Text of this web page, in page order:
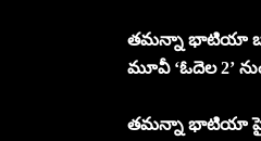
తమన్నా భాటియా బర్త్
మూవీ ‘ఓదెల 2’
తమన్నా భాటియా హైలీ